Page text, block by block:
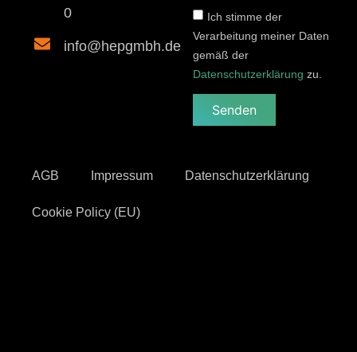
0
info@hepgmbh.de
Ich stimme der
Verarbeitung meiner Daten
gemäß der
Datenschutzerklärung zu.
Senden
AGB Impressum Datenschutzerklärung
Cookie Policy (EU)